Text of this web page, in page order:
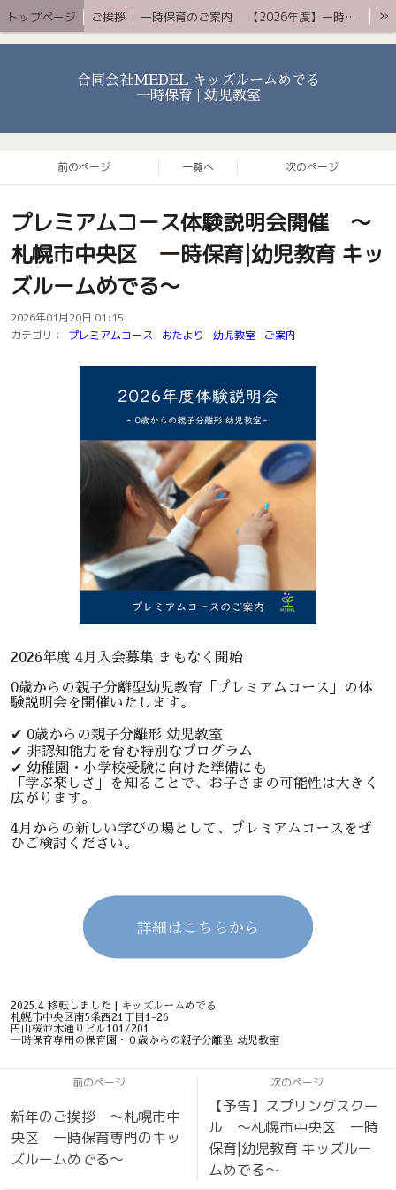
トップページ ご挨拶 一時保育のご案内
【2026年度】一時保育プレミアムコース
お知らせ 〜ブログ〜
よくある質問 アクセス
YouTube
»
合同会社MEDEL キッズルームめでる
一時保育 | 幼児教室
前のページ 一覧へ 次のページ
プレミアムコース体験説明会開催 〜
札幌市中央区 一時保育|幼児教育 キッ
ズルームめでる〜
2026年01月20日 01:15
カテゴリ：
プレミアムコース おたより 幼児教室 ご案内
2026年度 4月入会募集 まもなく開始
0歳からの親子分離型幼児教育「プレミアムコース」の体
験説明会を開催いたします。
✔︎ 0歳からの親子分離形 幼児教室
✔︎ 非認知能力を育む特別なプログラム
✔︎ 幼稚園・小学校受験に向けた準備にも
「学ぶ楽しさ」を知ることで、お子さまの可能性は大きく
広がります。
4月からの新しい学びの場として、プレミアムコースをぜ
ひご検討ください。
2025.4 移転しました | キッズルームめでる
札幌市中央区南5条西21丁目1-26
円山桜並木通りビル101/201
一時保育専用の保育園・０歳からの親子分離型 幼児教室
前のページ
新年のご挨拶 〜札幌市中
央区 一時保育専門のキッ
ズルームめでる〜
次のページ
【予告】スプリングスクー
ル 〜札幌市中央区 一時
保育|幼児教育 キッズルー
ムめでる〜